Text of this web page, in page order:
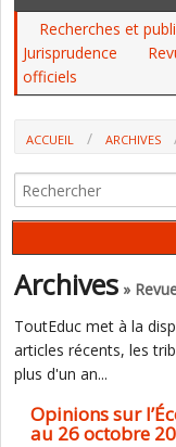
Recherches et
Jurisprudence
officiels
ACCUEIL ARCHIVES
Archives »
ToutEduc met à la
articles récents, les
plus d'un an...
Opinions sur
au 26 octobre